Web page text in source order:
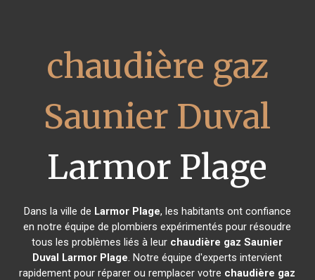
chaudière gaz
Saunier Duval
Larmor Plage
Dans la ville de Larmor Plage, les habitants ont confiance
en notre équipe de plombiers expérimentés pour résoudre
tous les problèmes liés à leur chaudière gaz Saunier
Duval Larmor Plage. Notre équipe d'experts intervient
rapidement pour réparer ou remplacer votre chaudière gaz